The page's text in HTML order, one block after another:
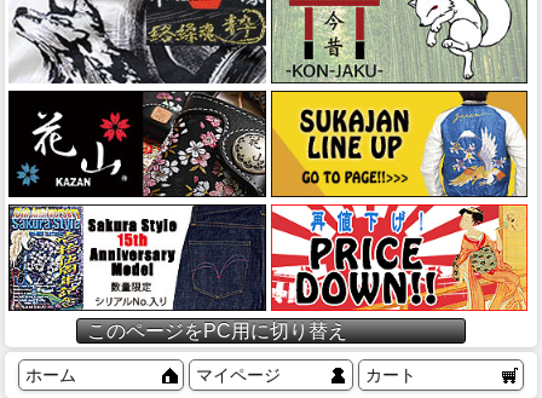
このページをPC用に切り替え
ホーム マイページ カート